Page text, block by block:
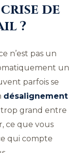
crise de
?
n’est pas un
un
parfois se
désalignement
grand entre
ce que vous
qui compte